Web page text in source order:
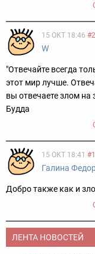
15 ОКТ 18:46 #2
W
"Отвечайте всегда
этот мир лучше.
вы отвечаете злом на
Будда
15 ОКТ 18:41 #1
Галина
Добро также как и
ЛЕНТА НОВОСТЕЙ